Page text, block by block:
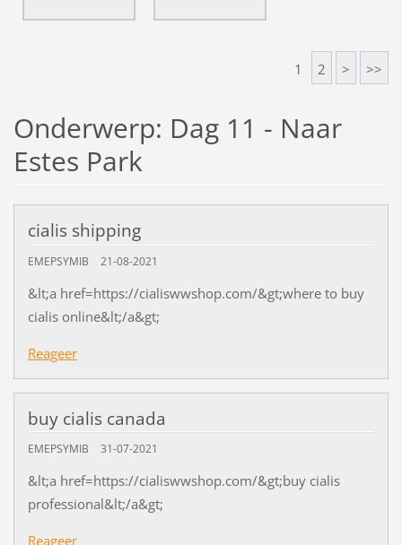
1 2 > >>
Onderwerp: Dag 11 - Naar
Estes Park
cialis shipping
EMEPSYMIB 21-08-2021
&lt;a href=https://cialiswwshop.com/&gt;where to buy
cialis online&lt;/a&gt;
Reageer
buy cialis canada
EMEPSYMIB 31-07-2021
&lt;a href=https://cialiswwshop.com/&gt;buy cialis
professional&lt;/a&gt;
Reageer